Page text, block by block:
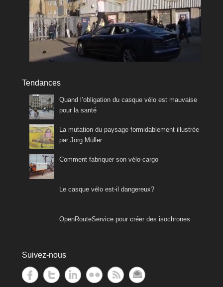
Tendances
Quand l’obligation du casque vélo est mauvaise
pour la santé
La mutation du paysage formidablement illustrée
par Jörg Müller
Comment fabriquer son vélo-cargo
Le casque vélo est-il dangereux?
OpenRouteService pour créer des isochrones
Suivez-nous